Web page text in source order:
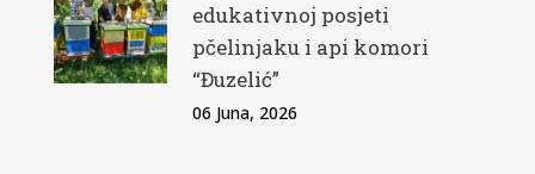
edukativnoj posjeti
pčelinjaku i api komori
“Đuzelić”
06 Juna, 2026